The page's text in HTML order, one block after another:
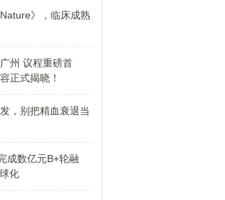
》，临床成熟
州 议程重磅首
正式揭晓！
，别把精血衰退当
成数亿元B+轮融
化